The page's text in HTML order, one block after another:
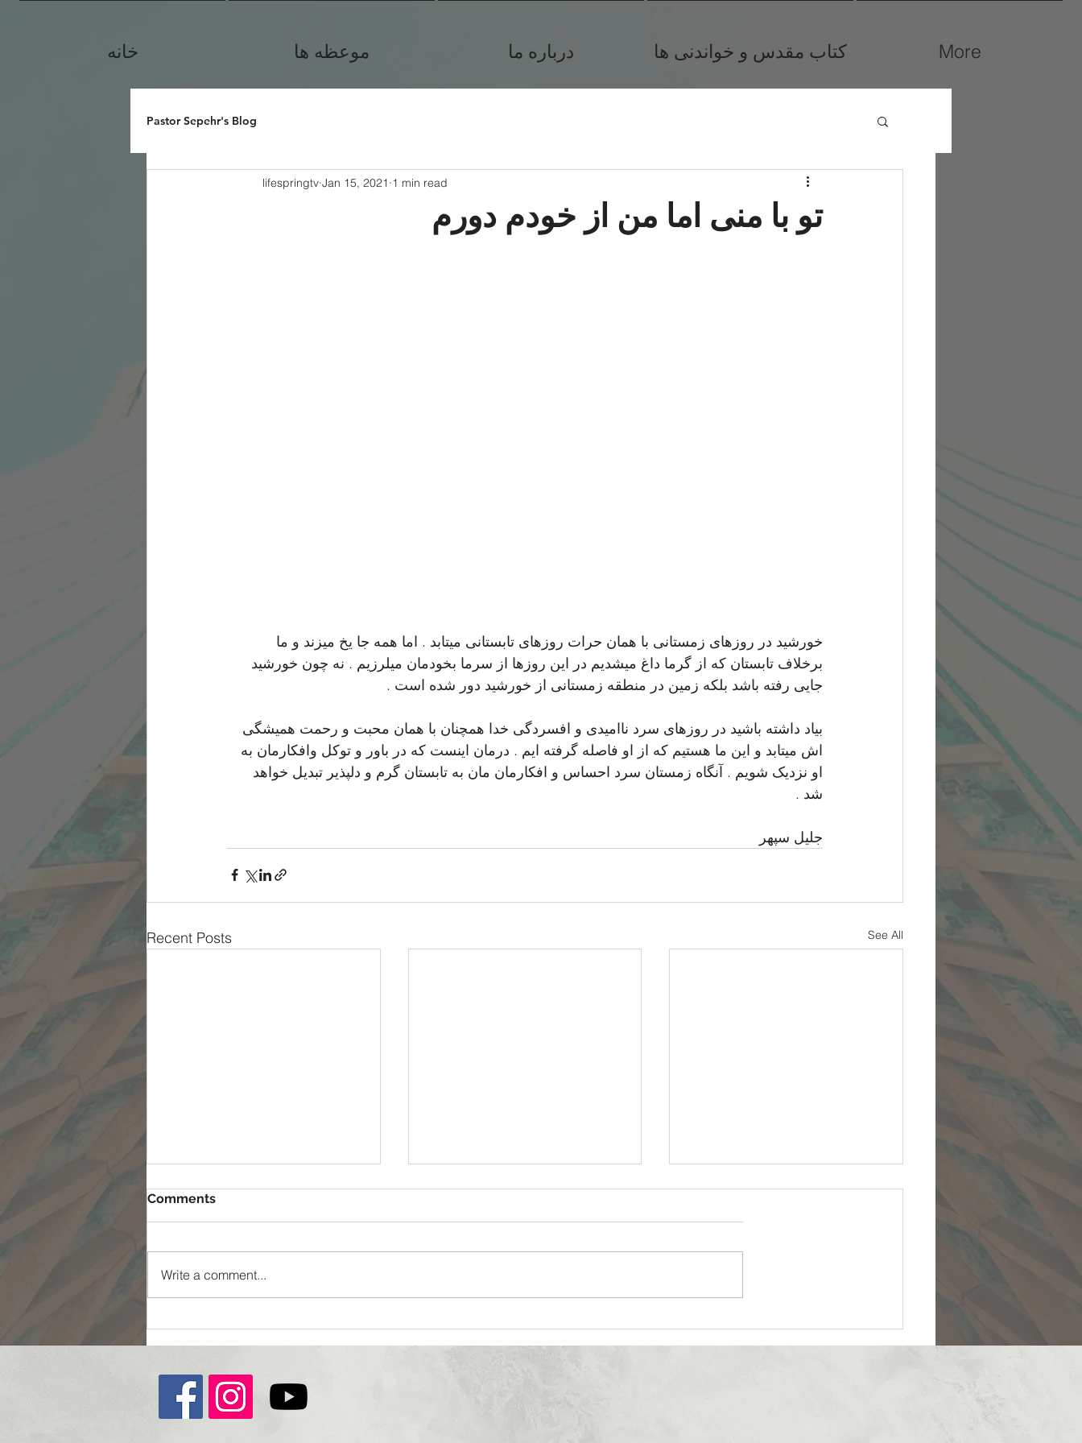
خانه موعظه ها درباره ما کتاب مقدس و خواندنی ها More
Pastor Sepehr's Blog
تو با منی اما من از خودم دورم
lifespringtv Jan 15, 2021 1 min read
خورشید در روزهای زمستانی با همان حرات روزهای تابستانی میتابد . اما همه جا یخ میزند و ما
برخلاف تابستان که از گرما داغ میشدیم در این روزها از سرما بخودمان میلرزیم . نه چون خورشید
جایی رفته باشد بلکه زمین در منطقه زمستانی از خورشید دور شده است .
بیاد داشته باشید در روزهای سرد ناامیدی و افسردگی خدا همچنان با همان محبت و رحمت همیشگی
اش میتابد و این ما هستیم که از او فاصله گرفته ایم . درمان اینست که در باور و توکل وافکارمان به
او نزدیک شویم . آنگاه زمستان سرد احساس و افکارمان مان به تابستان گرم و دلپذیر تبدیل خواهد
شد .
جلیل سپهر
Recent Posts See All
ممکن شدن غیر ممکن ها
Comments
Write a comment...